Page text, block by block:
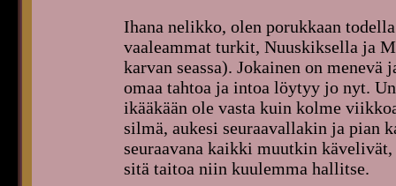
Ihana nelikko, olen porukkaan
vaaleammat turkit, Nuuskiksella ja
karvan seassa). Jokainen on
omaa tahtoa ja intoa löytyy jo nyt.
ikääkään ole vasta kuin kolme
silmä, aukesi seuraavallakin ja
seuraavana kaikki muutkin
sitä taitoa niin kuulemma hallitse.